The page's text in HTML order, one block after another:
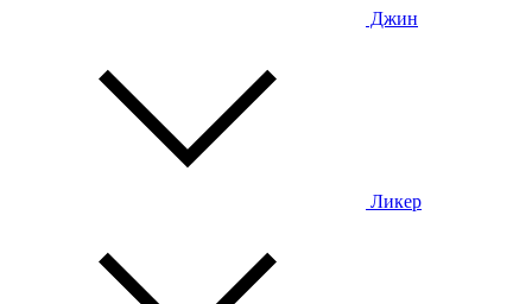
Джин
Ликер